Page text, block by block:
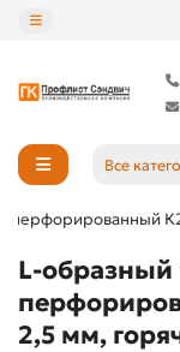
Все
перфорированный
L-
2,5 мм,